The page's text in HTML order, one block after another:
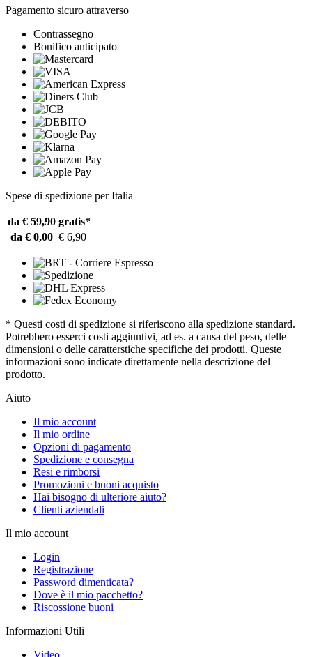
Pagamento sicuro attraverso
Contrassegno
Bonifico anticipato
Spese di spedizione per Italia
da € 59,90 gratis*
da € 0,00 € 6,90
* Questi costi di spedizione si riferiscono alla spedizione standard.
Potrebbero esserci costi aggiuntivi, ad es. a causa del peso, delle
dimensioni o delle caratterstiche specifiche dei prodotti. Queste
informazioni sono indicate direttamente nella descrizione del
prodotto.
Aiuto
Il mio account
Il mio ordine
Opzioni di pagamento
Spedizione e consegna
Resi e rimborsi
Promozioni e buoni acquisto
Hai bisogno di ulteriore aiuto?
Clienti aziendali
Il mio account
Login
Registrazione
Password dimenticata?
Dove è il mio pacchetto?
Riscossione buoni
Informazioni Utili
Video